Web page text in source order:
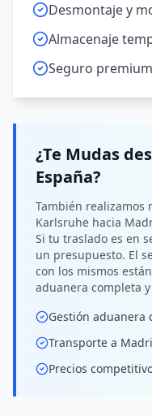
Desmontaje y
Almacenaje
Seguro
¿Te Mudas
España?
También realizamos
Karlsruhe hacia
Si tu traslado es en
un presupuesto. El
con los mismos
aduanera completa
Gestión aduanera
Transporte a
Precios